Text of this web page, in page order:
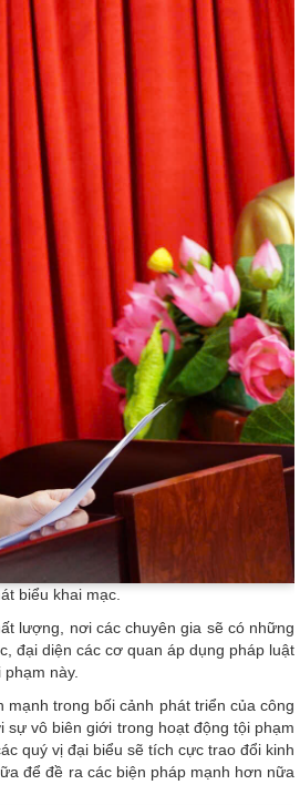
biểu khai mạc.
lượng, nơi các chuyên gia sẽ có những
đại diện các cơ quan áp dụng pháp luật
này.
trong bối cảnh phát triển của công
vô biên giới trong hoạt động tội phạm
quý vị đại biểu sẽ tích cực trao đổi kinh
để đề ra các biện pháp mạnh hơn nữa